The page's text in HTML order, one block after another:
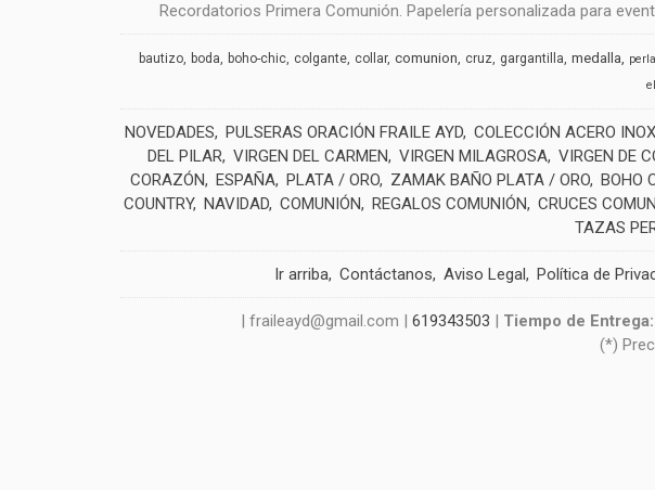
Recordatorios Primera Comunión. Papelería personalizada para
bautizo boda boho-chic colgante collar comunion cruz gargantilla medalla
NOVEDADES PULSERAS ORACIÓN FRAILE AYD COLECCIÓN ACERO
DEL PILAR VIRGEN DEL CARMEN VIRGEN MILAGROSA VIRGEN DE
CORAZÓN
ESPAÑA PLATA / ORO ZAMAK BAÑO PLATA / ORO BOHO
COUNTRY NAVIDAD COMUNIÓN REGALOS COMUNIÓN CRUCES
TAZAS
Ir arriba Contáctanos Aviso Legal Política de
| fraileayd@gmail.com |619343503 | Tiempo de Entrega:
(*)